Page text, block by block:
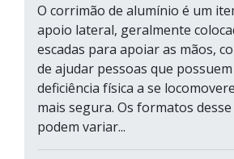
O corrimão de alumínio é um
apoio lateral, geralmente
escadas para apoiar as mãos,
de ajudar pessoas que
deficiência física a se
mais segura. Os formatos
podem variar...